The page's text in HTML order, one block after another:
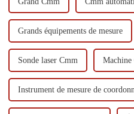
Grands équipements de mesure
Sonde laser Cmm
Instrument de mesure de